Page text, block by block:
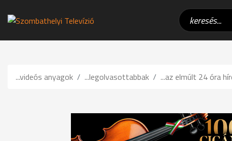
...videós anyagok ...legolvasottabbak ...az elmúlt 24 óra